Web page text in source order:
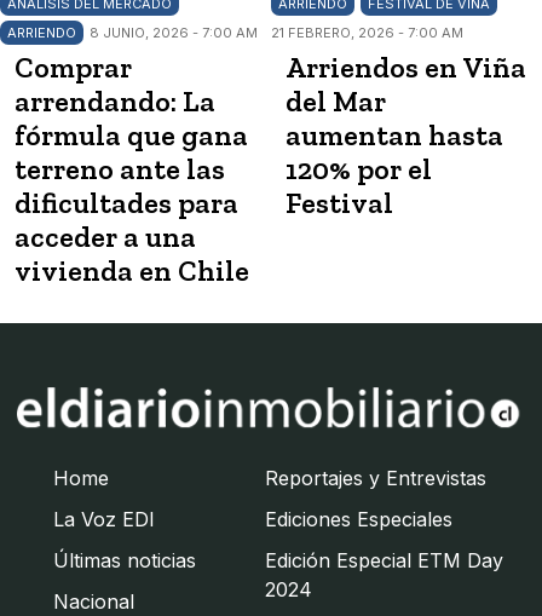
ANÁLISIS DEL MERCADO
ARRIENDO
8 JUNIO, 2026 - 7:00 AM
Comprar
arrendando: La
fórmula que gana
terreno ante las
dificultades para
acceder a una
vivienda en Chile
ARRIENDO
FESTIVAL DE VIÑA
21 FEBRERO, 2026 - 7:00 AM
Arriendos en Viña
del Mar
aumentan hasta
120% por el
Festival
Home
La Voz EDI
Últimas noticias
Nacional
Reportajes y Entrevistas
Ediciones Especiales
Edición Especial ETM Day
2024